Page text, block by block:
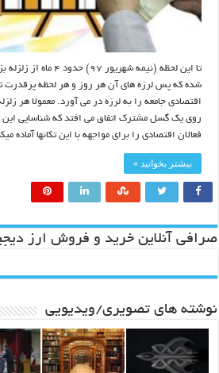
تا این لحظه (نیمه
شده که پس لرزه های آن هر روز و هر لحظه پرقدرت
اقتصادی جامعه را به لرزه در می آورد. معمولا هر
روی یک گسل مشترک اتفاق می افتد که شناسایی این
فعالان اقتصادی را برای مواجهه با این تکانها آماده
بیشتر بخوانید »
صرافی آنلاین خرید و فروش ارز
نوشته های تصویری/ویدیویی